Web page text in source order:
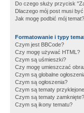
Do czego służy przycisk
Dlaczego mój post musi
Jak mogę podbić mój temat?
Formatowanie i typy
Czym jest BBCode?
Czy mogę używać HTML?
Czym są uśmieszki?
Czy mogę umieszczać
Czym są globalne
Czym są ogłoszenia?
Czym są tematy
Czym są tematy zamknięte?
Czym są ikony tematu?